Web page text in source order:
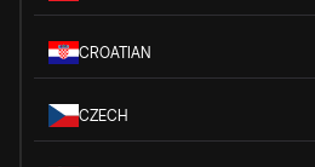
CROATIAN
CZECH